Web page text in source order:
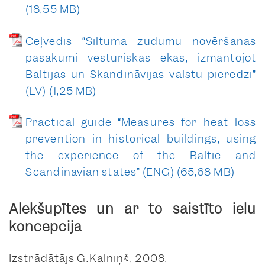
vai
veikt pilnu “Heritage Impact
Assessment” (potenciālās ietekmes uz
Pasaules mantojuma vietu
novērtējuma) procesu
Pasaules mantojuma centru.
Policijas ielas apstādījumu izvietojuma
Baznīcas iela 7
foto lapas
Baznīcas iela 7A
anketa
krāsu anketa
Baznīcas iela 9
anketa
krāsu anketa
Baznīcas iela 10
anketa
Ceļvedis “Siltuma zudumu novēršanas
pasākumi vēsturiskās ēkās, izmantojot
Baltijas un Skandināvijas valstu pieredzi”
(LV)
Practical guide “Measures for heat loss
prevention in historical buildings, using
the experience of the Baltic and
Scandinavian states” (ENG)
Alekšupītes un ar to saistīto ielu
koncepcija
Izstrādātājs G.Kalniņš, 2008.